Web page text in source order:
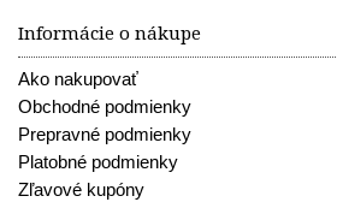
Informácie o nákupe
Ako nakupovať
Obchodné podmienky
Prepravné podmienky
Platobné podmienky
Zľavové kupóny